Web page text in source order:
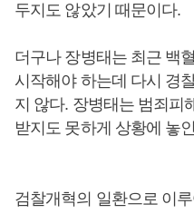
두지도 않았기 때문이다.
더구나 장병태는 최근 백
시작해야 하는데 다시 경
지 않다. 장병태는 범죄피
받지도 못하게 상황에 놓
검찰개혁의 일환으로 이